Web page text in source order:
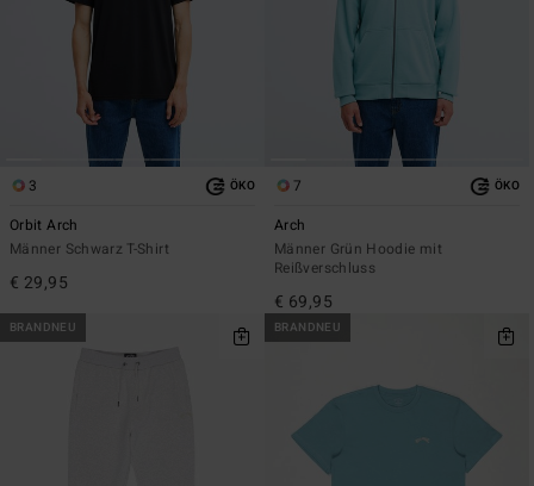
3 ÖKO
Orbit Arch
Männer Schwarz T-Shirt
€ 29,95
7 ÖKO
Arch
Männer Grün Hoodie mit
Reißverschluss
€ 69,95
BRANDNEU BRANDNEU